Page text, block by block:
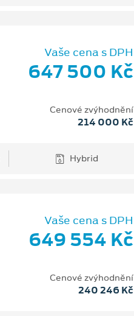
Vaše cena s DPH
647 500 Kč
Cenové zvýhodnění
214 000 Kč
Hybrid
Vaše cena s DPH
649 554 Kč
Cenové zvýhodnění
240 246 Kč